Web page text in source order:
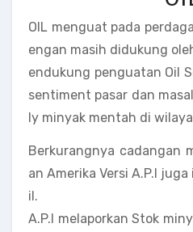
OIL menguat pada
engan masih didukung
endukung penguatan Oil
sentiment pasar dan
ly minyak mentah di
Berkurangnya cadangan
an Amerika Versi A.P.I
il.
A.P.I melaporkan Stok